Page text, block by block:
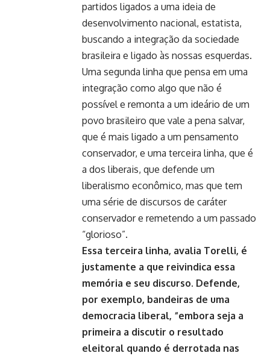
partidos ligados a uma ideia de
desenvolvimento nacional, estatista,
buscando a integração da sociedade
brasileira e ligado às nossas esquerdas.
Uma segunda linha que pensa em uma
integração como algo que não é
possível e remonta a um ideário de um
povo brasileiro que vale a pena salvar,
que é mais ligado a um pensamento
conservador, e uma terceira linha, que é
a dos liberais, que defende um
liberalismo econômico, mas que tem
uma série de discursos de caráter
conservador e remetendo a um passado
“glorioso”.
Essa terceira linha, avalia Torelli, é
justamente a que reivindica essa
memória e seu discurso. Defende,
por exemplo, bandeiras de uma
democracia liberal, “embora seja a
primeira a discutir o resultado
eleitoral quando é derrotada nas